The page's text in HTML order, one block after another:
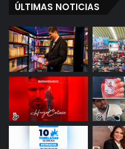
ÚLTIMAS NOTICIAS